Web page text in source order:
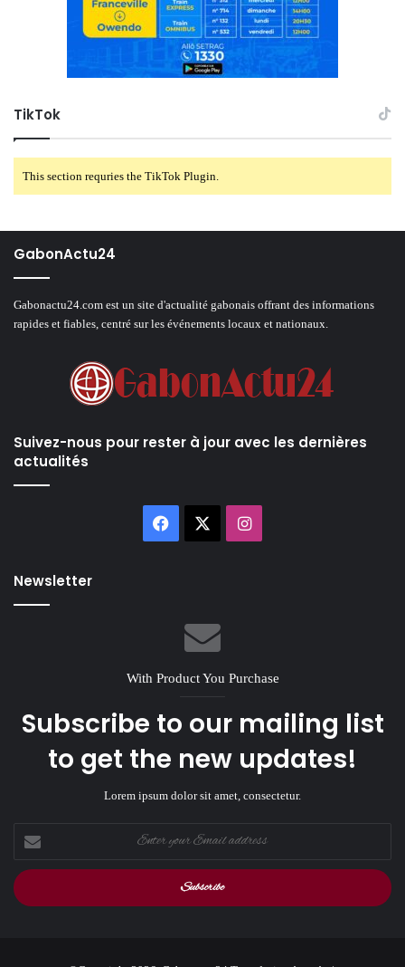
TikTok
This section requries the TikTok Plugin.
GabonActu24
Gabonactu24.com est un site d'actualité gabonais offrant des informations
rapides et fiables, centré sur les événements locaux et nationaux.
Suivez-nous pour rester à jour avec les dernières
actualités
Facebook Instagram
Newsletter
With Product You Purchase
Subscribe to our mailing list
to get the new updates!
Lorem ipsum dolor sit amet, consectetur.
your
Email
address